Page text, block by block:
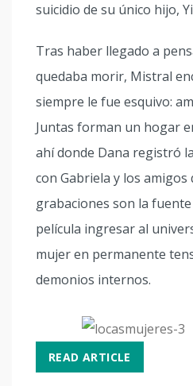
suicidio de su único hijo,
Tras haber llegado a
quedaba morir, Mistral
siempre le fue esquivo:
Juntas forman un hogar
ahí donde Dana registró
con Gabriela y los amigos
grabaciones son la
película ingresar al
mujer en permanente
demonios internos.
READ ARTICLE